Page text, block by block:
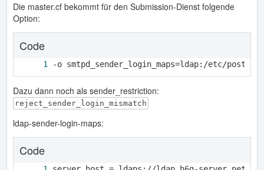
Die master.cf bekommt für den Submission-Dienst folgende
Option:
Code
-o smtpd_sender_login_maps=ldap:/etc/
Dazu dann noch als sender_restriction:
reject_sender_login_mismatch
ldap-sender-login-maps:
Code